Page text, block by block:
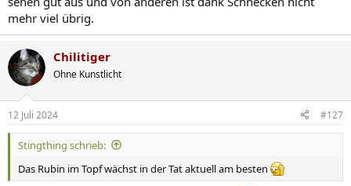
mehr viel übrig.
Chilitiger
Ohne Kunstlicht
12 Juli 2024 #127
Stingthing schrieb:
Das Rubin im Topf wächst in der Tat aktuell am besten